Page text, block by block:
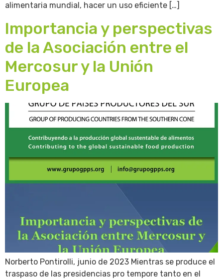
alimentaria mundial, hacer un uso eficiente […]
Importancia y perspectivas
de la Asociación entre el
Mercosur y la Unión
Europea
Norberto Pontirolli, junio de 2023 Mientras se produce el
traspaso de las presidencias pro tempore tanto en el